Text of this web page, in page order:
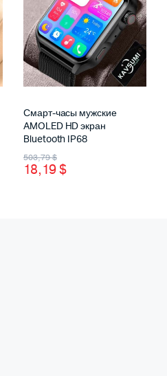
Смарт-часы мужские
AMOLED HD экран
Bluetooth IP68
503,79$
Первоначальная
цена
18,19$
Текущая
цена: